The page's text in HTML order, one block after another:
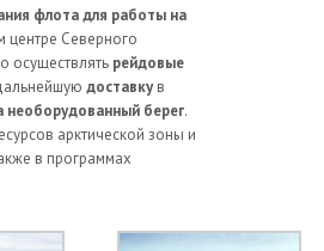
флота для работы на
центре Северного
осуществлять рейдовые
доставкув
необорудованный берег.
арктической зоны и
в программах